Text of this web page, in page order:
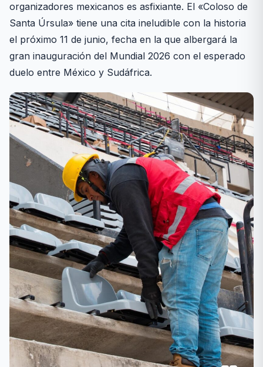
organizadores mexicanos es asfixiante. El «Coloso de
Santa Úrsula» tiene una cita ineludible con la historia
el próximo 11 de junio, fecha en la que albergará la
gran inauguración del Mundial 2026 con el esperado
duelo entre México y Sudáfrica.